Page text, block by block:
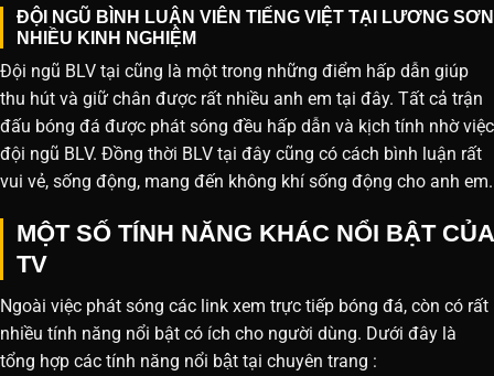
ĐỘI NGŨ BÌNH LUẬN VIÊN TIẾNG VIỆT TẠI LƯƠNG SƠN
NHIỀU KINH NGHIỆM
Đội ngũ BLV tại cũng là một trong những điểm hấp dẫn giúp
thu hút và giữ chân được rất nhiều anh em tại đây. Tất cả trận
đấu bóng đá được phát sóng đều hấp dẫn và kịch tính nhờ việc
đội ngũ BLV. Đồng thời BLV tại đây cũng có cách bình luận rất
vui vẻ, sống động, mang đến không khí sống động cho anh em.
MỘT SỐ TÍNH NĂNG KHÁC NỔI BẬT CỦA
TV
Ngoài việc phát sóng các link xem trực tiếp bóng đá, còn có rất
nhiều tính năng nổi bật có ích cho người dùng. Dưới đây là
tổng hợp các tính năng nổi bật tại chuyên trang :